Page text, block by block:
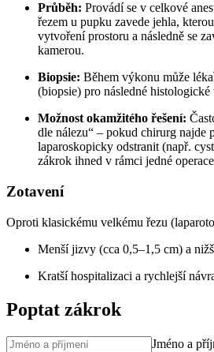
Průběh: Provádí se v celkové
řezem u pupku zavede jehla,
vytvoření prostoru a následně se
kamerou.
Biopsie: Během výkonu může
(biopsie) pro následné histologické
Možnost okamžitého řešení:
dle nálezu“ – pokud chirurg najde
laparoskopicky odstranit (např.
zákrok ihned v rámci jedné
Zotavení
Oproti klasickému velkému řezu
Menší jizvy (cca 0,5–1,5 cm) a
Kratší hospitalizaci a rychlejší
Poptat zákrok
Jméno a